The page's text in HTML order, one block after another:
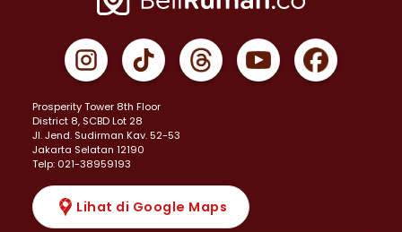
Prosperity Tower 8th Floor
District 8, SCBD Lot 28
JI. Jend. Sudirman Kav. 52-53
Jakarta Selatan 12190
Telp: 021-38959193
Lihat di Google Maps